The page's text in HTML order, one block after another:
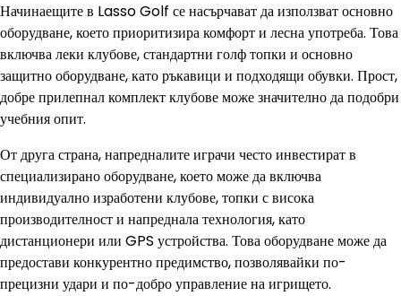
Начинаещите в Lasso Golf се насърчават да използват основно
оборудване, което приоритизира комфорт и лесна употреба. Това
включва леки клубове, стандартни голф топки и основно
защитно оборудване, като ръкавици и подходящи обувки. Прост,
добре прилепнал комплект клубове може значително да подобри
учебния опит.
От друга страна, напредналите играчи често инвестират в
специализирано оборудване, което може да включва
индивидуално изработени клубове, топки с висока
производителност и напреднала технология, като
дистанционери или GPS устройства. Това оборудване може да
предостави конкурентно предимство, позволявайки по-
прецизни удари и по-добро управление на игрището.